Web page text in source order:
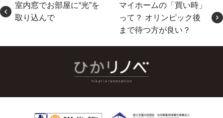
室内窓でお部屋に“光”を
取り込んで
マイホームの「買い時」
って？ オリンピック後
まで待つ方が良い？